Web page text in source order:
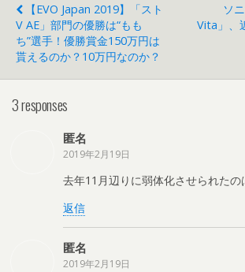
【EVO Japan 2019】「スト
V AE」部門の優勝は“もも
ち”選手！優勝賞金150万円は
貰えるのか？10万円なのか？
ソ
Vita」、
3 responses
匿名
2019年2月19日
去年11月辺りに弱体化させられたの
返信
匿名
2019年2月19日